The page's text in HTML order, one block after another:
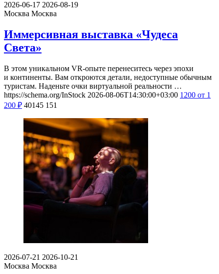
2026-06-17 2026-08-19
Москва Москва
Иммерсивная выставка «Чудеса
Света»
В этом уникальном VR-опыте перенеситесь через эпохи
и континенты. Вам откроются детали, недоступные обычным
туристам. Наденьте очки виртуальной реальности …
https://schema.org/InStock 2026-08-06T14:30:00+03:00 1200 от 1
200 ₽ 40145 151
2026-07-21 2026-10-21
Москва Москва